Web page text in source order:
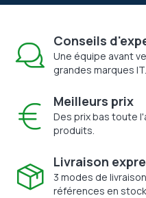
Conseils
Une équipe avant
grandes marques IT.
Meilleurs prix
Des prix bas toute
produits.
Livraison
3 modes de
références en stock.